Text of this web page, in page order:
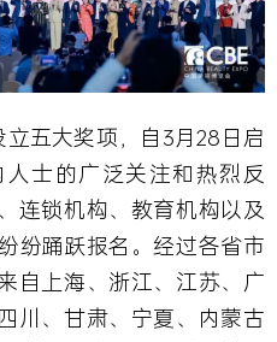
立五大奖项，自3月28日启
士的广泛关注和热烈反
连锁机构、教育机构以及
纷踊跃报名。经过各省市
自上海、浙江、江苏、广
川、甘肃、宁夏、内蒙古